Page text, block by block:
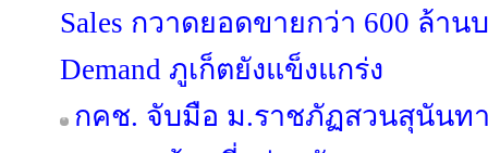
Sales กวาดยอดขายกว่า 600 ล้าน
Demand ภูเก็ตยังแข็งแกร่ง
กคช. จับมือ ม.ราชภัฏสวนสุนัน